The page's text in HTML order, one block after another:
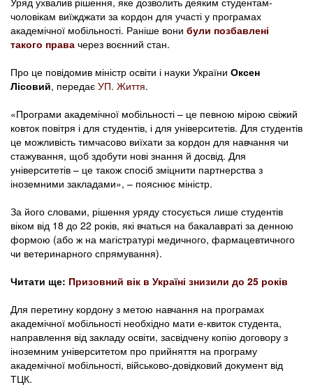
чоловікам виїжджати за кордон для участі у програмах
академічної мобільності. Раніше вони були позбавлені
такого права через воєнний стан.
Про це повідомив міністр освіти і науки України Оксен
Лісовий, передає УП. Життя.
«Програми академічної мобільності – це певною мірою свіжий
ковток повітря і для студентів, і для університетів. Для студентів
це можливість тимчасово виїхати за кордон для навчання чи
стажування, щоб здобути нові знання й досвід. Для
університетів – це також спосіб зміцнити партнерства з
іноземними закладами», – пояснює міністр.
За його словами, рішення уряду стосується лише студентів
віком від 18 до 22 років, які вчаться на бакалавраті за денною
формою (або ж на магістратурі медичного, фармацевтичного
чи ветеринарного спрямування).
Читати ще: Призовний вік в Україні знизили до 25 років
Для перетину кордону з метою навчання на програмах
академічної мобільності необхідно мати е-квиток студента,
направлення від закладу освіти, засвідчену копію договору з
іноземним університетом про прийняття на програму
академічної мобільності, військово-довідковий документ від
ТЦК.